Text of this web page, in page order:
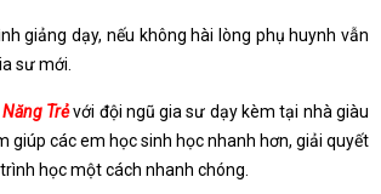
giảng dạy, nếu không hài lòng phụ huynh vẫn
sư mới.
Trẻ với đội ngũ gia sư dạy kèm tại nhà giàu
giúp các em học sinh học nhanh hơn, giải quyết
học một cách nhanh chóng.